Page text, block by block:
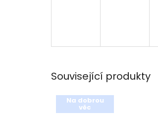
Související produkty
Na dobrou
věc